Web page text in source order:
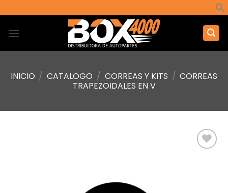
al
contenido
INICIO / CATALOGO / CORREAS Y KITS / CORREAS
TRAPEZOIDALES EN V